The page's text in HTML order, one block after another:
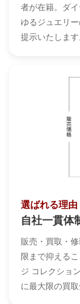
者が在籍。ダ
ゆるジュエリ
提示いたします
選ばれる理由
自社一貫体
販売・買取・
限まで抑える
ジ コレクショ
に最大限の買